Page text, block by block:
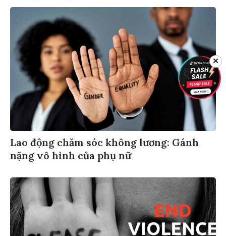
Lao động chăm sóc không lương: Gánh
nặng vô hình của phụ nữ
✕